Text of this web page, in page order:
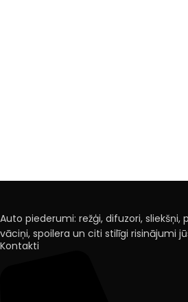
Auto piederumi: režģi, difuzori, sliekšņi,
vāciņi, spoilera un citi stilīgi risinājumi
Kontakti